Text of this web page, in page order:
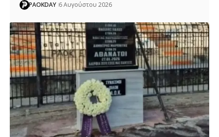
PAOKDAY 6 Αυγούστου 2026